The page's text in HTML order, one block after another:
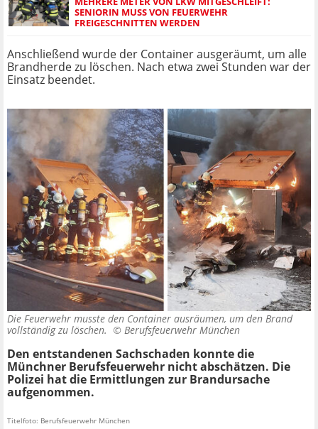
SENIORIN MUSS VON FEUERWEHR
FREIGESCHNITTEN WERDEN
Anschließend wurde der Container ausgeräumt, um alle
Brandherde zu löschen. Nach etwa zwei Stunden war der
Einsatz beendet.
Die Feuerwehr musste den Container ausräumen, um den Brand
vollständig zu löschen. © Berufsfeuerwehr München
Den entstandenen Sachschaden konnte die
Münchner Berufsfeuerwehr nicht abschätzen. Die
Polizei hat die Ermittlungen zur Brandursache
aufgenommen.
Titelfoto: Berufsfeuerwehr München